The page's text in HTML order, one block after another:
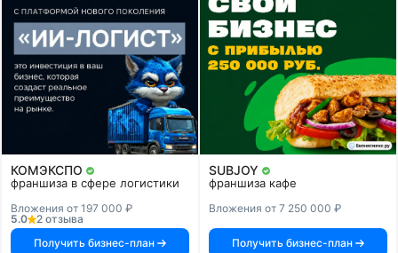
КОМЭКСПО
франшиза в сфере логистики
Вложения от 197 000 ₽
5.0
2 отзыва
Получить бизнес-план
SUBJOY
франшиза кафе
Вложения от 7 250 000 ₽
Получить бизнес-план